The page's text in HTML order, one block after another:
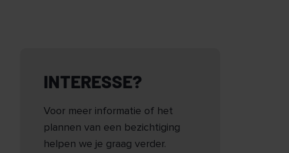
INTERESSE?
Voor meer informatie of het
plannen van een bezichtiging
helpen we je graag verder.